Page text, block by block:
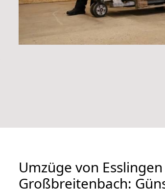
Umzüge von
Großbreitenbach: